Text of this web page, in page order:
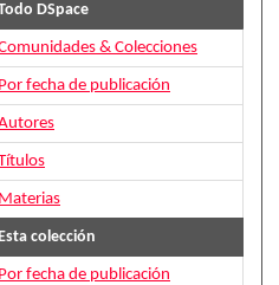
DSpace
& Colecciones
Por fecha de publicación
Materias
colección
Por fecha de publicación